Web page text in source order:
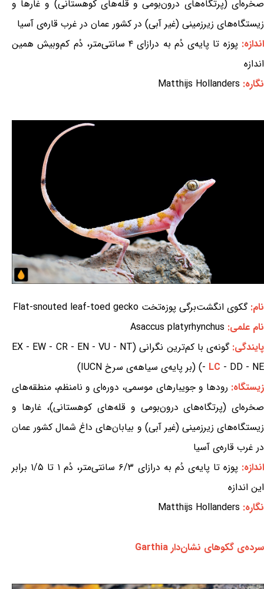
صخره‌ای (پرتگاه‌های درون‌بومی و قله‌های کوهستانی) و غارها و
زیستگاه‌های زیرزمینی (غیر آبی) در کشور عمان در غرب قاره‌ی آسیا
اندازه:
پوزه تا پایه‌ی دُم به درازای ۴ سانتی‌متر، دُم کم‌وبیش همین
اندازه
نگاره: Matthijs Hollanders
نام:گکوی انگشت‌برگی پوزه‌تخت Flat-snouted leaf-toed gecko
نام علمی: Asaccus platyrhynchus
پایندگی:
گونه‌ی با کم‌ترین نگرانی (EX - EW - CR - EN - VU - NT
- LC - DD - NE) (بر پایه‌ی سیاهه‌ی سرخ IUCN)
زیستگاه: رودها و جویبارهای موسمی، دوره‌ای و نامنظم، منطقه‌های
صخره‌ای (پرتگاه‌های درون‌بومی و قله‌های کوهستانی)، غارها و
زیستگاه‌های زیرزمینی (غیر آبی) و بیابان‌های داغ شمال کشور عمان
در غرب قاره‌ی آسیا
اندازه:
پوزه تا پایه‌ی دُم به درازای ۶/۳ سانتی‌متر، دُم ۱ تا ۱/۵ برابر
این اندازه
نگاره: Matthijs Hollanders
سرده‌ی گکوهای نشان‌دار Garthia